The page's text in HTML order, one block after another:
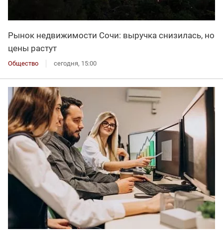
Рынок недвижимости Сочи: выручка снизилась, но
цены растут
Общество сегодня, 15:00